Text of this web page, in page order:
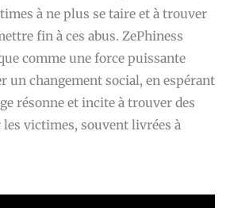
à ne plus se taire et à trouver
fin à ces abus. ZePhiness
comme une force puissante
un changement social, en espérant
résonne et incite à trouver des
victimes, souvent livrées à